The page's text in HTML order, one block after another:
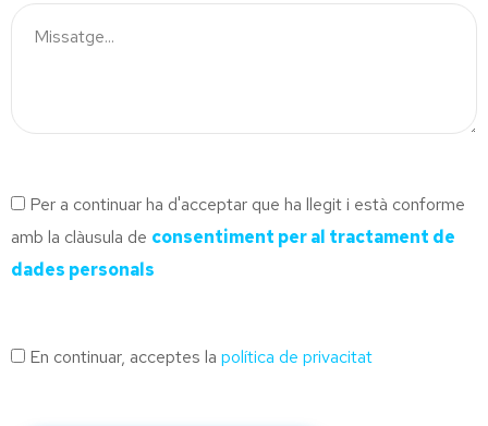
Per a continuar ha d'acceptar que ha llegit i està conforme
amb la clàusula de consentiment per al tractament de
dades personals
En continuar, acceptes la política de privacitat